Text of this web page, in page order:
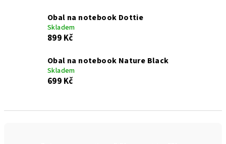
Obal na notebook Dottie
Skladem
899 Kč
Obal na notebook Nature Black
Skladem
699 Kč